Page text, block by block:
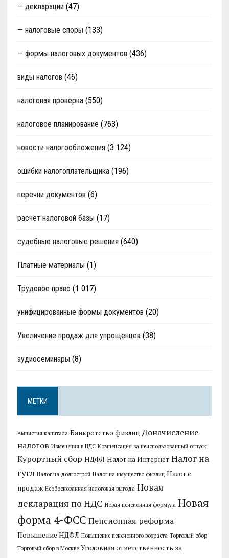
— декларации (47)
— налоговые споры (133)
— формы налоговых документов (436)
виды налогов (46)
налоговая проверка(550)
налоговое планирование (763)
новости налогообложения (3 124)
ошибки налогоплательщика(196)
перечни документов (6)
расчет налоговой базы (17)
судебные налоговые решения (640)
Платные материалы (1)
Трудовое право (1 017)
унифицированные формы документов (20)
Увеличение продаж для упрощенцев (38)
аудиосеминары (8)
МЕТКИ
Амнистия капитала Банкротство физлиц Доначисление
налогов Изменения в НДС Компенсация за неиспользованный отпуск
Курортный сбор НДФЛ Налог на Интернет Налог на
гугл Налог на долгострой Налог на имущество физлиц Налог с
продаж Необоснованная налоговая выгода Новая
декларация по НДС Новая пенсионная формула Новая
форма 4-ФСС Пенсионная реформа
Повышение НДФЛ Повышение пенсионного возраста Торговый сбор
Торговый сбор в Москве Уголовная ответственность за